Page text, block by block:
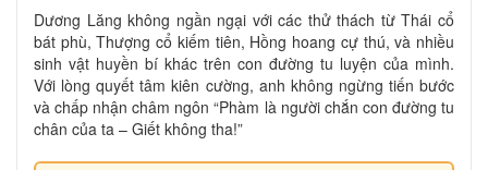
Dương Lăng không ngần ngại với các thử thách từ Thái cổ
bát phù, Thượng cổ kiếm tiên, Hồng hoang cự thú, và nhiều
sinh vật huyền bí khác trên con đường tu luyện của mình.
Với lòng quyết tâm kiên cường, anh không ngừng tiến bước
và chấp nhận châm ngôn “Phàm là người chắn con đường tu
chân của ta – Giết không tha!”